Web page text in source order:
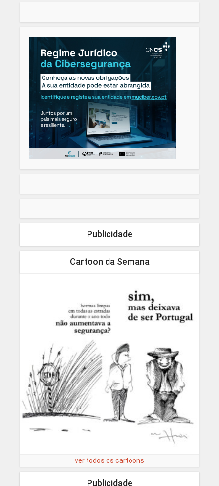
Publicidade
Cartoon da Semana
ver todos os cartoons
Publicidade